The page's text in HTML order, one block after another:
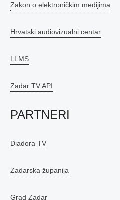
Zakon o elektroničkim medijima
Hrvatski audiovizualni centar
LLMS
Zadar TV API
PARTNERI
Diadora TV
Zadarska županija
Grad Zadar